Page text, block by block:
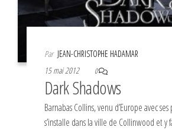
Par JEAN-CHRISTOPHE HADAMAR
15 mai 2012
0
Dark Shadows
Barnabas Collins, venu d’Europe avec
s’installe dans la ville de Collinwood et y